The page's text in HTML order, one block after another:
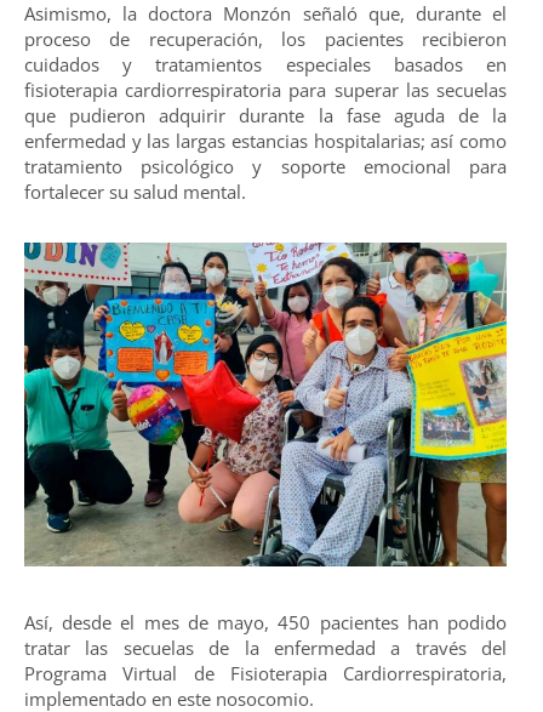
Asimismo, la doctora Monzón señaló que, durante el
proceso de recuperación, los pacientes recibieron
cuidados y tratamientos especiales basados en
fisioterapia cardiorrespiratoria para superar las secuelas
que pudieron adquirir durante la fase aguda de la
enfermedad y las largas estancias hospitalarias; así como
tratamiento psicológico y soporte emocional para
fortalecer su salud mental.
Así, desde el mes de mayo, 450 pacientes han podido
tratar las secuelas de la enfermedad a través del
Programa Virtual de Fisioterapia Cardiorrespiratoria,
implementado en este nosocomio.